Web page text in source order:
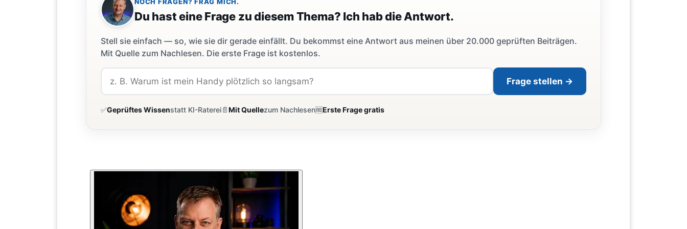
NOCH FRAGEN? FRAG MICH.
Du hast eine Frage zu diesem Thema? Ich hab die Antwort.
Stell sie einfach — so, wie sie dir gerade einfällt. Du bekommst eine Antwort aus meinen über 20.000 geprüften Beiträgen.
Mit Quelle zum Nachlesen. Die erste Frage ist kostenlos.
Frage stellen →
✅Geprüftes Wissenstatt KI-Raterei📄Mit Quellezum Nachlesen🆓Erste Frage gratis